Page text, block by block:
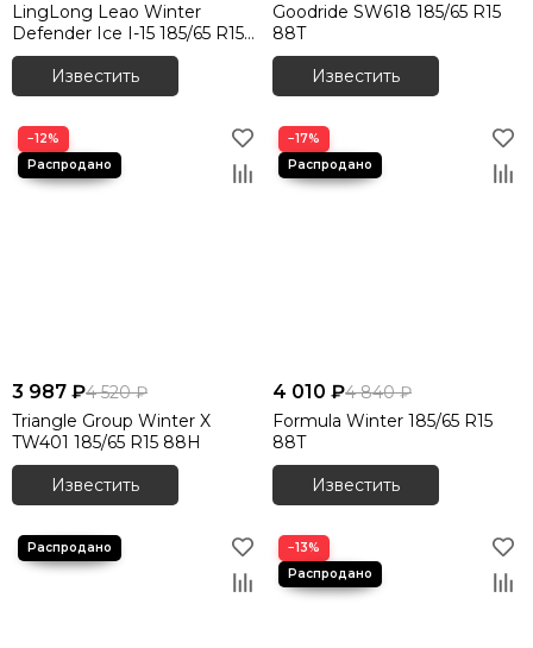
LingLong Leao Winter
Defender Ice I-15 185/65 R15
92T
Известить
Goodride SW618 185/65 R15
88T
Известить
−12%
3 987 ₽4 520 ₽
Triangle Group Winter X
TW401 185/65 R15 88H
Известить
−17%
4 010 ₽4 840 ₽
Formula Winter 185/65 R15
88T
Известить
−13%